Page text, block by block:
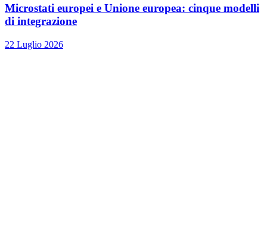
Microstati europei e Unione europea: cinque modelli
di integrazione
22 Luglio 2026